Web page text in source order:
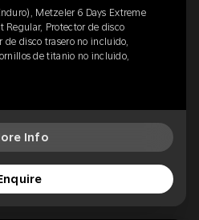
Metzeler 6 Days Extreme
Regular, Protector de disco
disco trasero no incluido,
de titanio no incluido,
Info